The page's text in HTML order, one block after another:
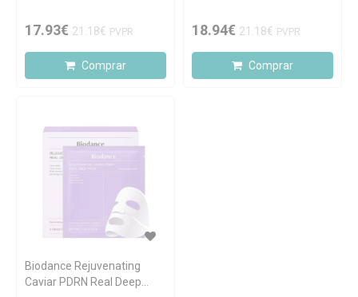
17.93€ 21.18€ PVPR
Comprar
18.94€ 21.18€ PVPR
Comprar
Biodance Rejuvenating
Caviar PDRN Real Deep